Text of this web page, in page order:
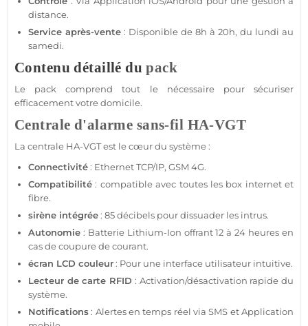
distance.
Service après-vente : Disponible de 8h à 20h, du lundi au
samedi.
Contenu détaillé dupack
Le pack comprend tout le nécessaire pour sécuriser
efficacement votre domicile.
Centrale d'alarme sans-fil HA-VGT
La centrale HA-VGTest le cœur du système:
Connectivité: Ethernet TCP/IP, GSM 4G.
Compatibilité : compatibleavec toutes les box internet et
fibre.
sirène intégrée: 85 décibels pour dissuader les intrus.
Autonomie : Batterie Lithium-Ion offrant 12 à 24 heures en
cas de coupure de courant.
écran LCD couleur: Pour une interface utilisateur intuitive.
Lecteur de carte RFID : Activation/désactivation rapide du
système.
Notifications: Alertes en temps réel via SMS etApplication